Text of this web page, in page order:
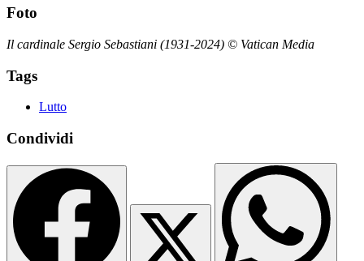
Foto
Il cardinale Sergio Sebastiani (1931-2024) © Vatican Media
Tags
Lutto
Condividi